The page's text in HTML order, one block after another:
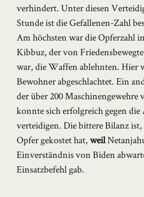
verhindert. Unter diesen
Stunde ist die Gefallenen-Zahl
Am höchsten war die Opferzahl
Kibbuz, der von
war, die Waffen ablehnten. Hier
Bewohner abgeschlachtet. Ein
der über 200 Maschinengewehre
konnte sich erfolgreich gegen
verteidigen. Die bittere Bilanz ist,
Opfer gekostet hat,weil
Einverständnis von Biden
Einsatzbefehl gab.